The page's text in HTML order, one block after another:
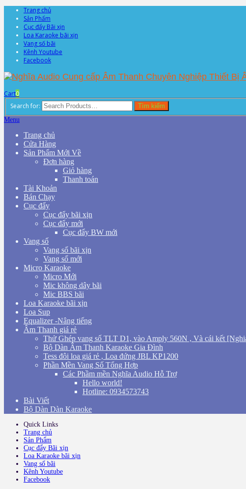
Trang chủ
Sản Phẩm
Cục đẩy Bãi xịn
Loa Karaoke bãi xịn
Vang số bãi
Kênh Youtube
Facebook
Cart0
Search for:
Tìm kiếm
Menu
Trang chủ
Cửa Hàng
Sản Phẩm Mới Về
Đơn hàng
Giỏ hàng
Thanh toán
Tài Khoản
Bán Chạy
Cục đẩy
Cục đẩy bãi xịn
Cục đẩy mới
Cục đẩy BW mới
Vang số
Vang số bãi xịn
Vang số mới
Micro Karaoke
Micro Mới
Mic không dây bãi
Mic BBS bãi
Loa Karaoke bãi xịn
Loa Sup
Equalizer -Nâng tiếng
Âm Thanh giá rẻ
Thử Ghép vang số TLT D1, vào Amply 560N , Và cái kết
Bộ Dàn Âm Thanh Karaoke Gia Đình
Tess đôi loa giá rẻ , Loa đứng JBL KP1200
Phần Mền Vang Số Tổng Hợp
Các Phầm mền Nghĩa Audio Hỗ Trợ
Hello world!
Hotline: 0934573743
Bài Viết
Bộ Dàn Dàn Karaoke
Quick Links
Trang chủ
Sản Phẩm
Cục đẩy Bãi xịn
Loa Karaoke bãi xịn
Vang số bãi
Kênh Youtube
Facebook